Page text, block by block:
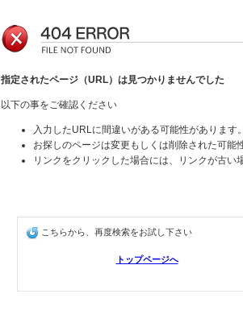
指定されたページ（URL）は見つかりませんでした
以下の事をご確認ください
入力したURLに間違いがある可能性があります
お探しのページは変更もしくは削除された可能
リンクをクリックした場合には、リンクが古い
こちらから、再度検索をお試し下さい
トップページへ